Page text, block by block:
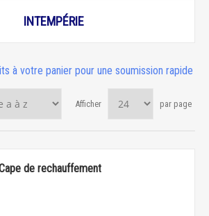
INTEMPÉRIE
à votre panier pour une soumission rapide
Afficher par page
de rechauffement